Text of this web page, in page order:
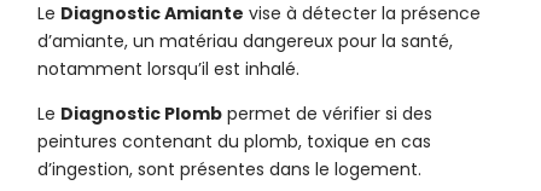
Le Diagnostic Amiante vise à détecter la présence
d’amiante, un matériau dangereux pour la santé,
notamment lorsqu’il est inhalé.
Le Diagnostic Plomb permet de vérifier si des
peintures contenant du plomb, toxique en cas
d’ingestion, sont présentes dans le logement.